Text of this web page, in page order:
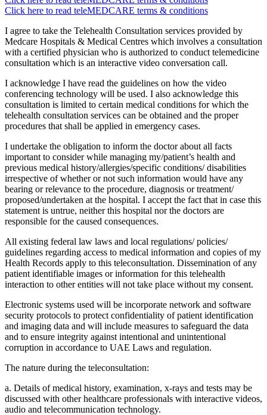
Click here to read teleMEDCARE terms & conditions
I agree to take the Telehealth Consultation services provided by
Medcare Hospitals & Medical Centres which involves a consultation
with a certified physician who is authorized to conduct telemedicine
consultation which is an interactive video conversation call.
I acknowledge I have read the guidelines on how the video
conferencing technology will be used. I also acknowledge this
consultation is limited to certain medical conditions for which the
telehealth consultation services can be obtained and the proper
procedures that shall be applied in emergency cases.
I undertake the obligation to inform the doctor about all facts
important to consider while managing my/patient’s health and
previous medical history/allergies/specific conditions/ disabilities
irrespective of whether or not such information would have any
bearing or relevance to the procedure, diagnosis or treatment/
proposed/undertaken at the hospital. I accept the fact that in case this
statement is untrue, neither this hospital nor the doctors are
responsible for the caused consequences.
All existing federal law laws and local regulations/ policies/
guidelines regarding access to medical information and copies of my
Health Records apply to this teleconsultation. Dissemination of any
patient identifiable images or information for this telehealth
interaction to other entities will not take place without my consent.
Electronic systems used will be incorporate network and software
security protocols to protect confidentiality of patient identification
and imaging data and will include measures to safeguard the data
and to ensure integrity against intentional and unintentional
corruption in accordance to UAE Laws and regulation.
The nature during the teleconsultation:
a. Details of medical history, examination, x-rays and tests may be
discussed with other healthcare professionals with interactive videos,
audio and telecommunication technology.